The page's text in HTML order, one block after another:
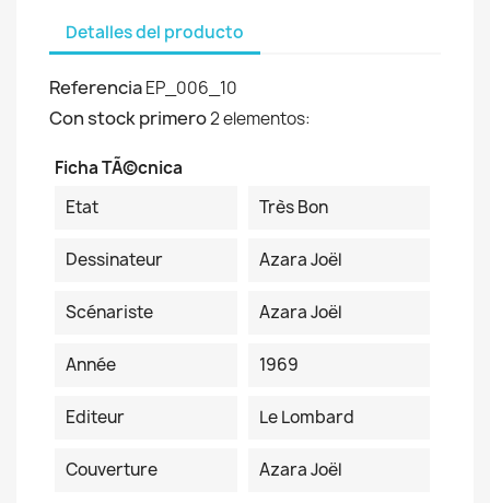
Detalles del producto
ReferenciaEP_006_10
Con stock primero2 elementos:
Ficha TÃ©cnica
Etat
Très Bon
Dessinateur Azara Joël
Scénariste Azara Joël
Année 1969
Editeur Le Lombard
Couverture Azara Joël